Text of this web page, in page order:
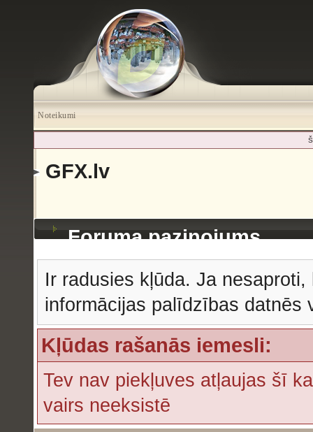
Noteikumi
GFX.lv
Foruma paziņojums
Ir radusies kļūda. Ja
informācijas palīdzības datnēs
Kļūdas rašanās iemesli:
Tev nav piekļuves atļaujas šī
vairs neeksistē